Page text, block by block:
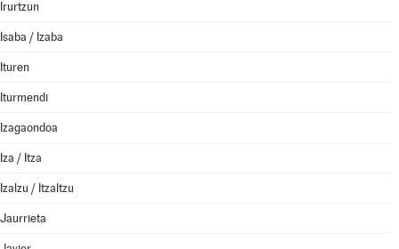
Irurtzun
Isaba / Izaba
Ituren
Iturmendi
Izagaondoa
Iza / Itza
Izalzu / Itzaltzu
Jaurrieta